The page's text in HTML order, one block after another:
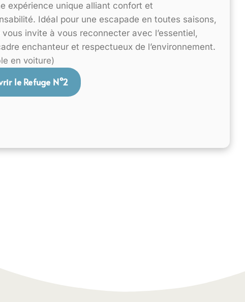
expérience unique alliant confort et
Idéal pour une escapade en toutes saisons,
invite à vous reconnecter avec l’essentiel,
enchanteur et respectueux de l’environnement.
en voiture)
le Refuge N°2